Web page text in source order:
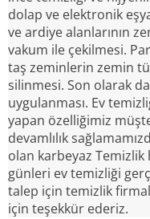
dolap ve elektronik
ve ardiye alanlarının
vakum ile çekilmesi.
taş zeminlerin zemin
silinmesi. Son olarak
uygulanması. Ev
yapan özelliğimiz
devamlılık
olan karbeyaz
günleri ev temizliği
talep için temizlik
için teşekkür ederiz.